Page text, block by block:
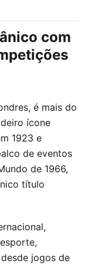
com
é mais do
ícone
1923 e
de eventos
de 1966,
título
jogos de